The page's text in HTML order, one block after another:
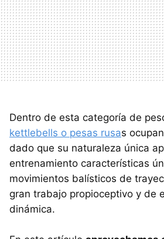
Dentro de esta categoría de
kettlebells o pesas rusas
dado que su naturaleza única
entrenamiento características
movimientos balísticos de
gran trabajo propioceptivo y de
dinámica.